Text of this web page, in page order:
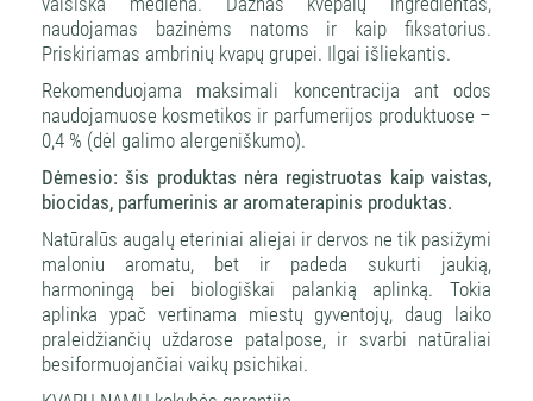
naudojamas bazinėms natoms ir kaip fiksatorius.
Priskiriamas ambrinių kvapų grupei. Ilgai išliekantis.
Rekomenduojama maksimali koncentracija ant odos
naudojamuose kosmetikos ir parfumerijos produktuose –
0,4 % (dėl galimo alergeniškumo).
Dėmesio: šis produktas nėra registruotas kaip vaistas,
biocidas, parfumerinis ar aromaterapinis produktas.
Natūralūs augalų eteriniai aliejai ir dervos ne tik pasižymi
maloniu aromatu, bet ir padeda sukurti jaukią,
harmoningą bei biologiškai palankią aplinką. Tokia
aplinka ypač vertinama miestų gyventojų, daug laiko
praleidžiančių uždarose patalpose, ir svarbi natūraliai
besiformuojančiai vaikų psichikai.